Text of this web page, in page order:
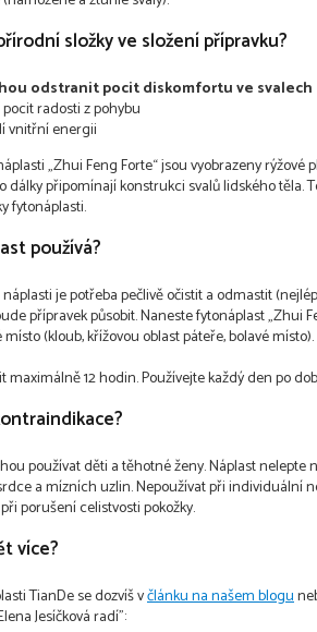
složky ve složení přípravku?
odstranit pocit diskomfortu ve svalech
radosti z pohybu
vnitřní energii
„Zhui Feng Forte“ jsou vyobrazeny rýžové
dálky připomínají konstrukci svalů lidského těla.
fytonáplasti.
používá?
je potřeba pečlivě očistit a odmastit
přípravek působit. Naneste fytonáplast „Zhui
(kloub, křížovou oblast páteře, bolavé místo).
maximálně 12 hodin. Používejte každý den po
používat děti a těhotné ženy. Náplast nelepte
a mízních uzlin.Nepoužívat při individuální
porušení celistvosti pokožky.
více?
TianDe se dozvíš včlánku na našem blogu
Jesíčková radí":